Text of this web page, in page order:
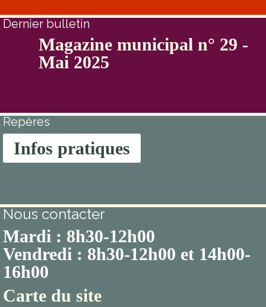
Dernier bulletin
Magazine municipal n° 29 -
Mai 2025
Repères
Infos pratiques
Nous contacter
Mardi : 8h30-12h00
Vendredi : 8h30-12h00 et 14h00-
16h00
Carte du site